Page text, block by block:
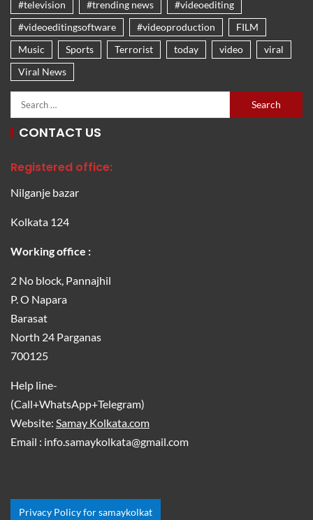
#television
#trending news
#videoediting
#videoeditingsoftware
#videoproduction
FILM
Music
Sports Terrorist today video
viral
Viral News
CONTACT US
Registered office:
Nilganje bazar
Kolkata 124
Working office :
2 No block, Pannajhil
P. O Napara
Barasat
North 24 Parganas
700125
Help line-
(Call+WhatsApp+Telegram)
Website: Samay Kolkata.com
Email : info.samaykolkata@gmail.com
Privacy Policy for samaykolkat